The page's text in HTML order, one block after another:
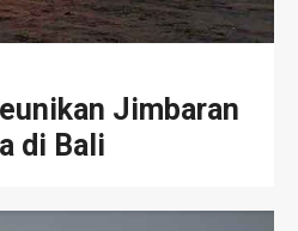
Jimbaran
di Bali